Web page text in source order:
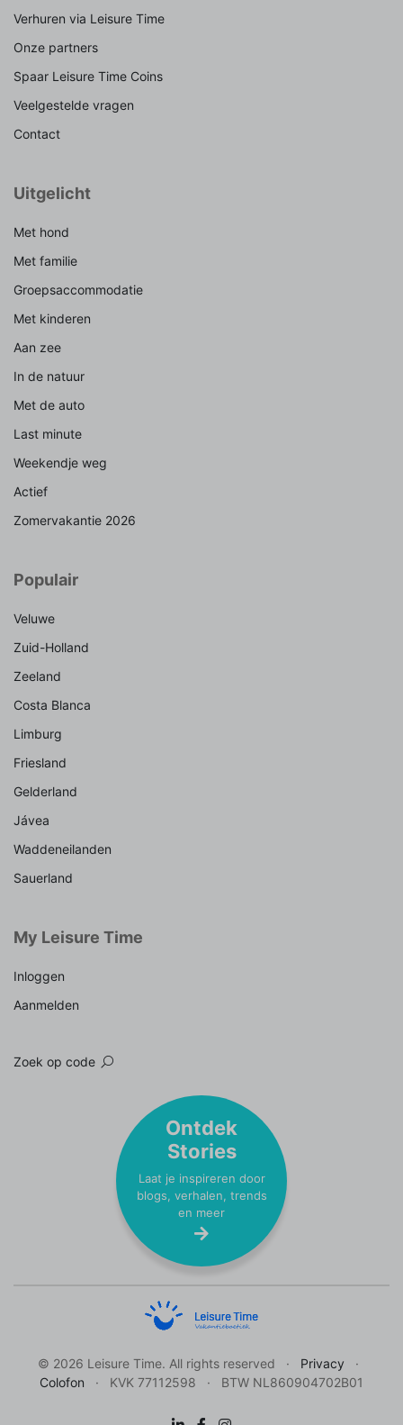
Verhuren via Leisure Time
Onze partners
Spaar Leisure Time Coins
Veelgestelde vragen
Contact
Uitgelicht
Met hond
Met familie
Groepsaccommodatie
Met kinderen
Aan zee
In de natuur
Met de auto
Last minute
Weekendje weg
Actief
Zomervakantie 2026
Populair
Veluwe
Zuid-Holland
Zeeland
Costa Blanca
Limburg
Friesland
Gelderland
Jávea
Waddeneilanden
Sauerland
My Leisure Time
Inloggen
Aanmelden
Zoek op code
Ontdek
Stories
Laat je inspireren door
blogs, verhalen, trends
en meer
© 2026 Leisure Time. All rights reserved
Privacy
Colofon
KVK 77112598 BTW NL860904702B01